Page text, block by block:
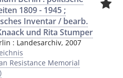
1809 - 1945 ;
Inventar / bearb.
und Rita Stumper
: Landesarchiv, 2007
Resistance Memorial